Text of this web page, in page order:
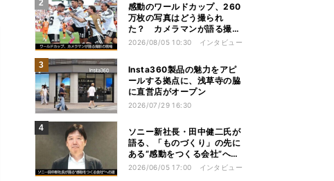
感動のワールドカップ、260
万枚の写真はどう撮られ
た？ カメラマンが語る撮影
の現場
2026/08/05 10:30 インタビュー
Insta360製品の魅力をアピ
ールする拠点に、浅草寺の脇
に直営店がオープン
2026/07/29 16:30
ソニー新社長・田中健二氏が
語る、「ものづくり」の先に
ある“感動をつくる会社”への
道
2026/06/05 17:00 インタビュー